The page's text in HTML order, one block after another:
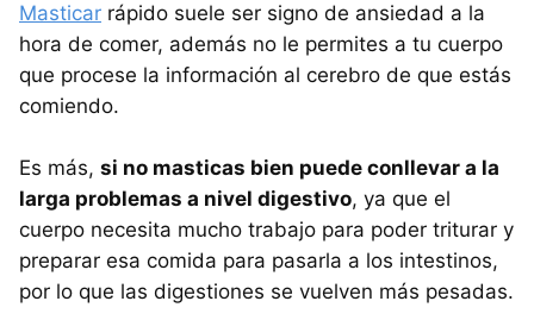
Masticar rápido suele ser signo de ansiedad a la
hora de comer, además no le permites a tu cuerpo
que procese la información al cerebro de que estás
comiendo.
Es más, si no masticas bien puede conllevar a la
larga problemas a nivel digestivo, ya que el
cuerpo necesita mucho trabajo para poder triturar y
preparar esa comida para pasarla a los intestinos,
por lo que las digestiones se vuelven más pesadas.